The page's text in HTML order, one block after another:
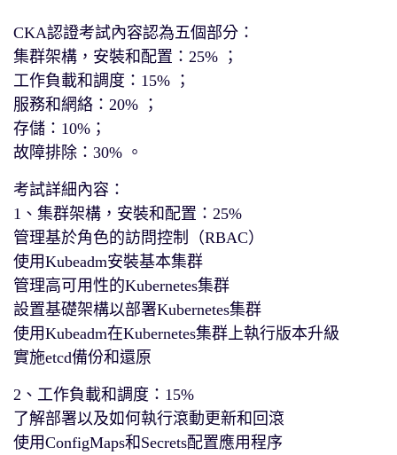
CKA認證考試內容認為五個部分：
集群架構，安裝和配置：25% ；
工作負載和調度：15% ；
服務和網絡：20% ；
存儲：10%；
故障排除：30% 。
考試詳細內容：
1、集群架構，安裝和配置：25%
管理基於角色的訪問控制（RBAC）
使用Kubeadm安裝基本集群
管理高可用性的Kubernetes集群
設置基礎架構以部署Kubernetes集群
使用Kubeadm在Kubernetes集群上執行版本升級
實施etcd備份和還原
2、工作負載和調度：15%
了解部署以及如何執行滾動更新和回滾
使用ConfigMaps和Secrets配置應用程序